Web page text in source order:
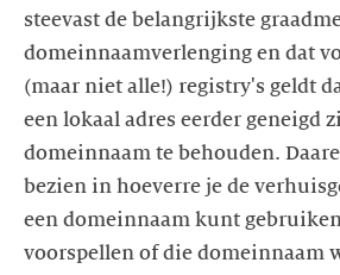
steevast de belangrijkste
domeinnaamverlenging en dat
(maar niet alle!) registry's geldt
een lokaal adres eerder geneigd
domeinnaam te behouden.
bezien in hoeverre je de
een domeinnaam kunt
voorspellen of die domeinnaam